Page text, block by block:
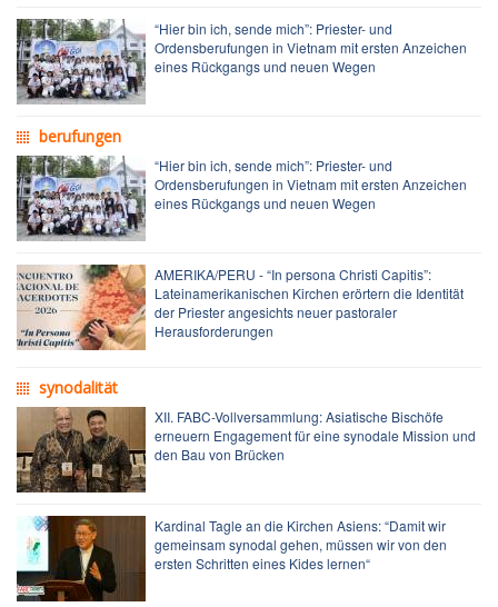
“Hier bin ich, sende mich”: Priester- und
Ordensberufungen in Vietnam mit ersten Anzeichen
eines Rückgangs und neuen Wegen
berufungen
“Hier bin ich, sende mich”: Priester- und
Ordensberufungen in Vietnam mit ersten Anzeichen
eines Rückgangs und neuen Wegen
AMERIKA/PERU - “In persona Christi Capitis”:
Lateinamerikanischen Kirchen erörtern die Identität
der Priester angesichts neuer pastoraler
Herausforderungen
synodalität
XII. FABC-Vollversammlung: Asiatische Bischöfe
erneuern Engagement für eine synodale Mission und
den Bau von Brücken
Kardinal Tagle an die Kirchen Asiens: “Damit wir
gemeinsam synodal gehen, müssen wir von den
ersten Schritten eines Kides lernen“